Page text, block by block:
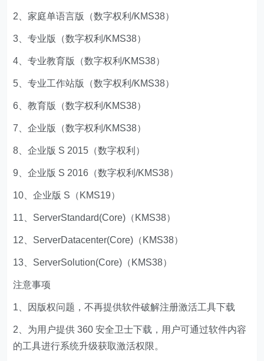
2、家庭单语言版（数字权利/KMS38）
3、专业版（数字权利/KMS38）
4、专业教育版（数字权利/KMS38）
5、专业工作站版（数字权利/KMS38）
6、教育版（数字权利/KMS38）
7、企业版（数字权利/KMS38）
8、企业版 S 2015（数字权利）
9、企业版 S 2016（数字权利/KMS38）
10、企业版 S（KMS19）
11、ServerStandard(Core)（KMS38）
12、ServerDatacenter(Core)（KMS38）
13、ServerSolution(Core)（KMS38）
注意事项
1、因版权问题，不再提供软件破解注册激活工具下载
2、为用户提供 360 安全卫士下载，用户可通过软件内容
的工具进行系统升级获取激活权限。